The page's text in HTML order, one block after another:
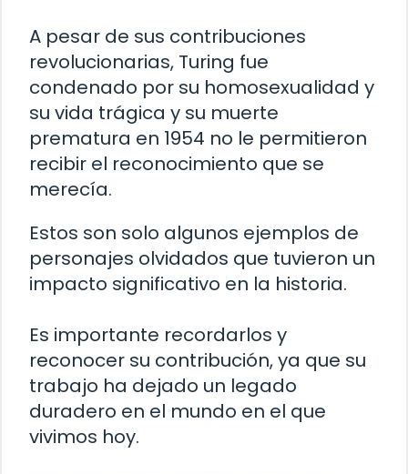
A pesar de sus contribuciones
revolucionarias, Turing fue
condenado por su homosexualidad y
su vida trágica y su muerte
prematura en 1954 no le permitieron
recibir el reconocimiento que se
merecía.
Estos son solo algunos ejemplos de
personajes olvidados que tuvieron un
impacto significativo en la historia.
Es importante recordarlos y
reconocer su contribución, ya que su
trabajo ha dejado un legado
duradero en el mundo en el que
vivimos hoy.